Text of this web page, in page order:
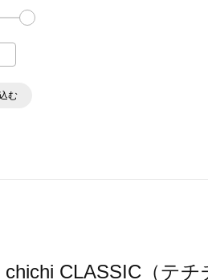
む
chichi CLASSIC（テ